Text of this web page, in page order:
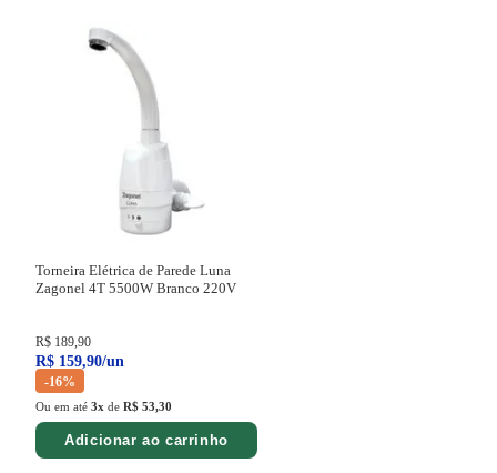
Torneira Elétrica de Parede Luna
Zagonel 4T 5500W Branco 220V
R$ 189, 90
R$ 159,90/un
-16%
Ou em até 3x de R$ 53,30
Adicionar ao carrinho